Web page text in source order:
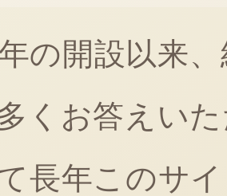
の開設以来
くお答えい
長年このサ